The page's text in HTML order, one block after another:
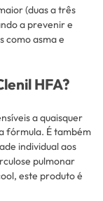
(duas a três
a prevenir e
como asma e
HFA?
a quaisquer
fórmula. É também
individual aos
pulmonar
este produto é